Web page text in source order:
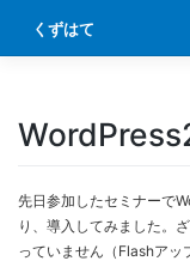
content
くずはて
先日参加したセミナーで
り、導入してみました。
っていません（Flashア